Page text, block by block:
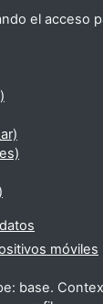
el acceso
móviles
base.